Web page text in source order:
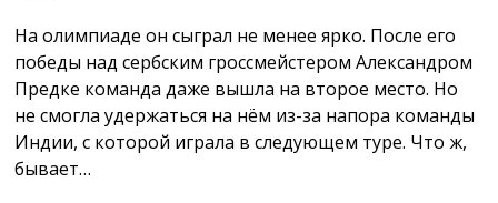
На олимпиаде он сыграл не менее ярко. После его
победы над сербским гроссмейстером Александром
Предке команда даже вышла на второе место. Но
не смогла удержаться на нём из-за напора команды
Индии, с которой играла в следующем туре. Что ж,
бывает…